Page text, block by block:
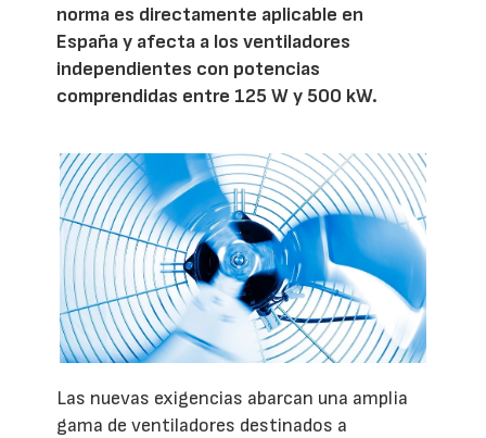
norma es directamente aplicable en
España y afecta a los ventiladores
independientes con potencias
comprendidas entre 125 W y 500 kW.
Las nuevas exigencias abarcan una amplia
gama de ventiladores destinados a